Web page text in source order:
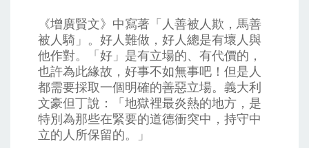
《增廣賢文》中寫著「人善被人欺，馬善
被人騎」。好人難做，好人總是有壞人與
他作對。「好」是有立場的、有代價的，
也許為此緣故，好事不如無事吧！但是人
都需要採取一個明確的善惡立場。義大利
文豪但丁說：「地獄裡最炎熱的地方，是
特別為那些在緊要的道德衝突中，持守中
立的人所保留的。」